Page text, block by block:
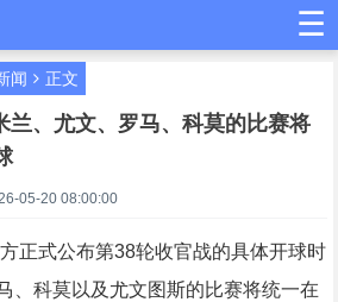
☰
闻 正文
兰、尤文、罗马、科莫的比赛将
05-20 08:00:00
正式公布第38轮收官战的具体开球时
、科莫以及尤文图斯的比赛将统一在